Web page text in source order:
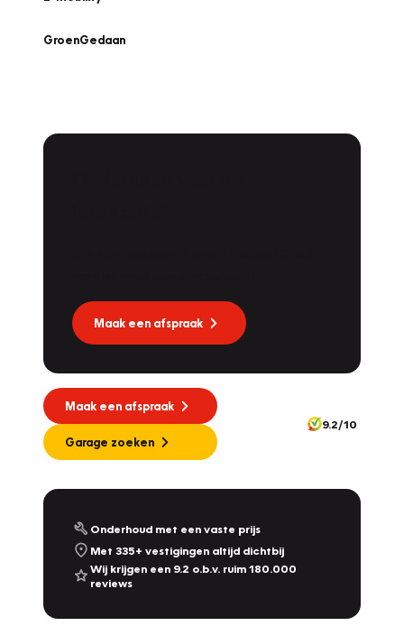
GroenGedaan
Maak een afspraak
Maak een afspraak
Garage zoeken
9.2/10
Onderhoud met een vaste prijs
Met 335+ vestigingen altijd dichtbij
Wij krijgen een 9.2 o.b.v. ruim 180.000
reviews